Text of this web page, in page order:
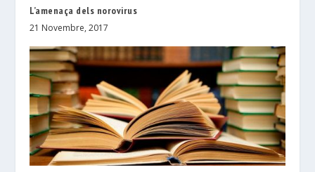
L’amenaça dels norovirus
21 Novembre, 2017